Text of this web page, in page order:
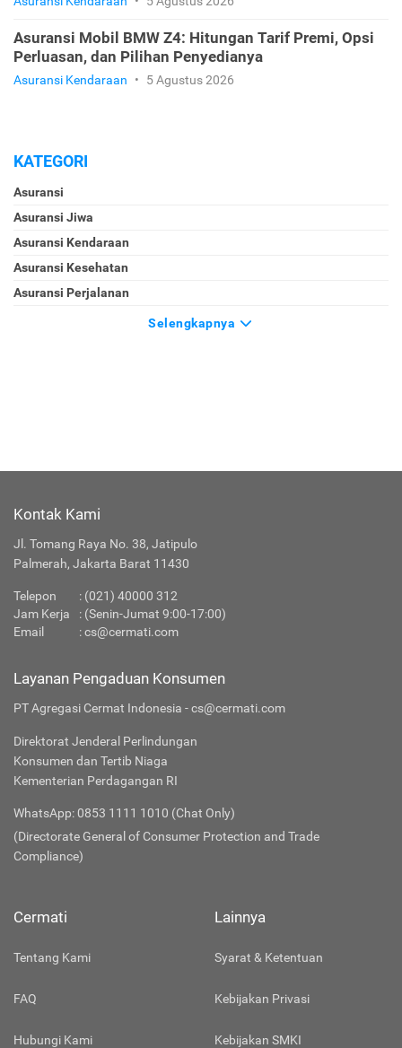
Asuransi Mobil BMW Z4: Hitungan Tarif Premi, Opsi
Perluasan, dan Pilihan Penyedianya
Asuransi Kendaraan • 5 Agustus 2026
KATEGORI
Asuransi
Asuransi Jiwa
Asuransi Kendaraan
Asuransi Kesehatan
Asuransi Perjalanan
Selengkapnya
Kontak Kami
Jl. Tomang Raya No. 38, Jatipulo
Palmerah, Jakarta Barat 11430
Telepon : (021) 40000 312
Jam Kerja
: (Senin-Jumat 9:00-17:00)
Email
:cs@cermati.com
Layanan Pengaduan Konsumen
PT Agregasi Cermat Indonesia - cs@cermati.com
Direktorat Jenderal Perlindungan
Konsumen dan Tertib Niaga
Kementerian Perdagangan RI
WhatsApp: 0853 1111 1010 (Chat Only)
(Directorate General of Consumer Protection and Trade
Compliance)
Cermati
Tentang Kami
FAQ
Hubungi Kami
Lainnya
Syarat & Ketentuan
Kebijakan Privasi
Kebijakan SMKI